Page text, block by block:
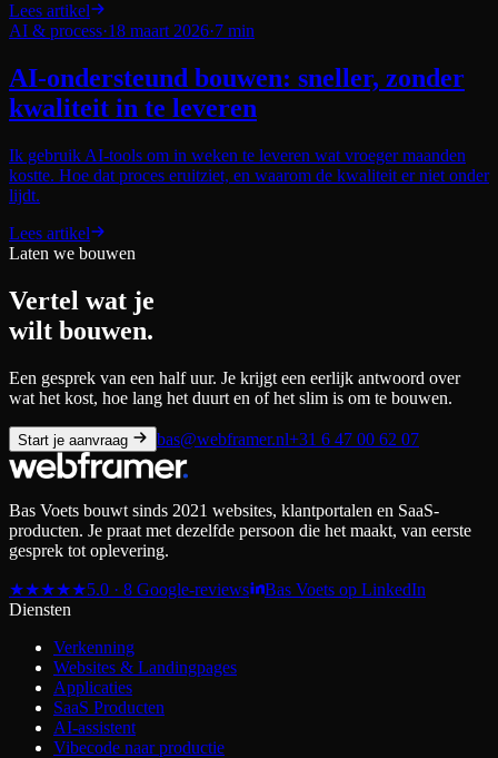
Lees artikel
AI & process·18 maart 2026·7 min
AI-ondersteund bouwen: sneller, zonder
kwaliteit in te leveren
Ik gebruik AI-tools om in weken te leveren wat vroeger maanden
kostte. Hoe dat proces eruitziet, en waarom de kwaliteit er niet onder
lijdt.
Lees artikel
Laten we bouwen
Vertel wat je
wilt bouwen.
Een gesprek van een half uur. Je krijgt een eerlijk antwoord over
wat het kost, hoe lang het duurt en of het slim is om te bouwen.
Start je aanvraag bas@webframer.nl+31 6 47 00 62 07
Bas Voets bouwt sinds 2021 websites, klantportalen en SaaS-
producten. Je praat met dezelfde persoon die het maakt, van eerste
gesprek tot oplevering.
★★★★★5.0 · 8 Google-reviews
Bas Voets op LinkedIn
Diensten
Verkenning
Websites & Landingpages
Applicaties
SaaS Producten
AI-assistent
Vibecode naar productie